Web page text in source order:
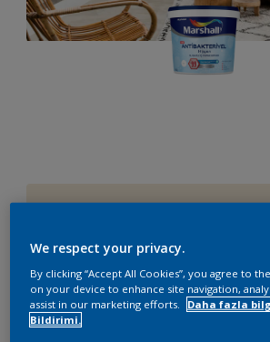
42YY 87/084
Boyut
2,5 L
We respect your privacy.
By clicking “Accept All Cookies”, you agree to
on your device to enhance site navigation,
assist in our marketing efforts.
Daha fazla
Bildirimi.